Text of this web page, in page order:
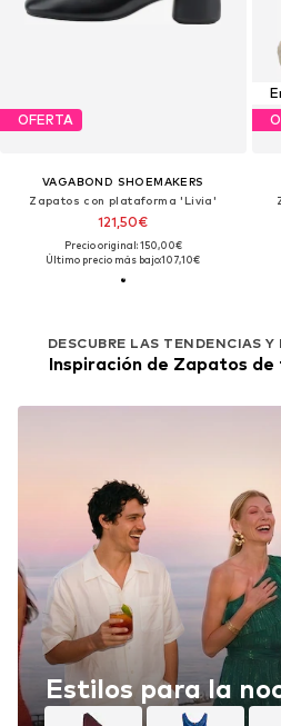
OFERTA
VAGABOND SHOEMAKERS
Zapatos con plataforma 'Livia'
121,50€
Precio original: 150,00€
Último precio más bajo:107,10€
DESCUBRE LAS TENDENCIAS
Inspiración de Zapatos
Estilos para la